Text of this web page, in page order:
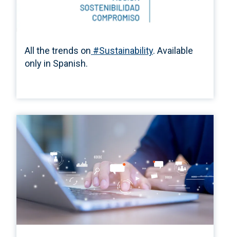
All the trends on #Sustainability. Available
only in Spanish.